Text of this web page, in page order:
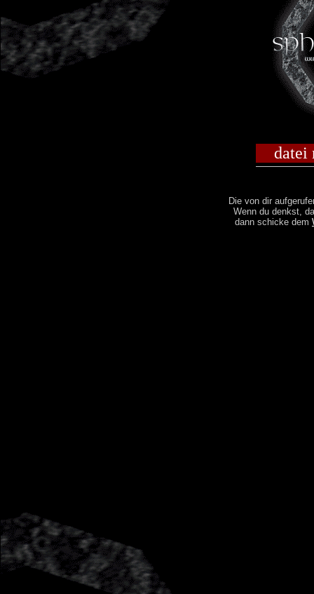
datei
Die von dir
Wenn du denkst,
dann schicke dem